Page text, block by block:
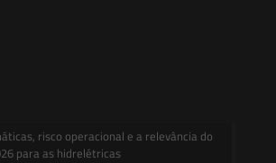
risco operacional e a relevância do
para as hidrelétricas